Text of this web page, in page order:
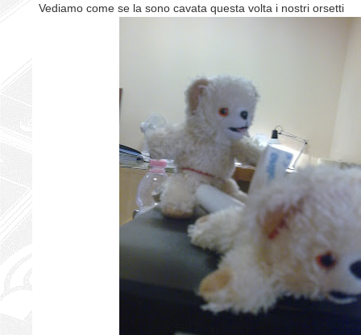
Vediamo come se la sono cavata questa volta i nostri orsetti